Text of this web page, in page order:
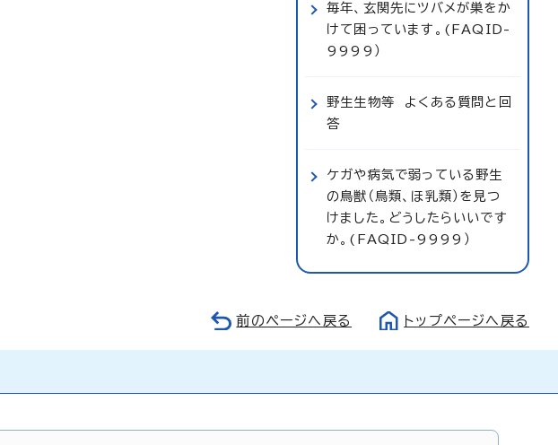
毎年、玄関先にツバメが巣をか
けて困っています。(FAQID-
9999）
野生生物等 よくある質問と回
答
ケガや病気で弱っている野生
の鳥獣（鳥類、ほ乳類）を見つ
けました。どうしたらいいです
か。(FAQID-9999）
前のページへ戻る トップページへ戻る